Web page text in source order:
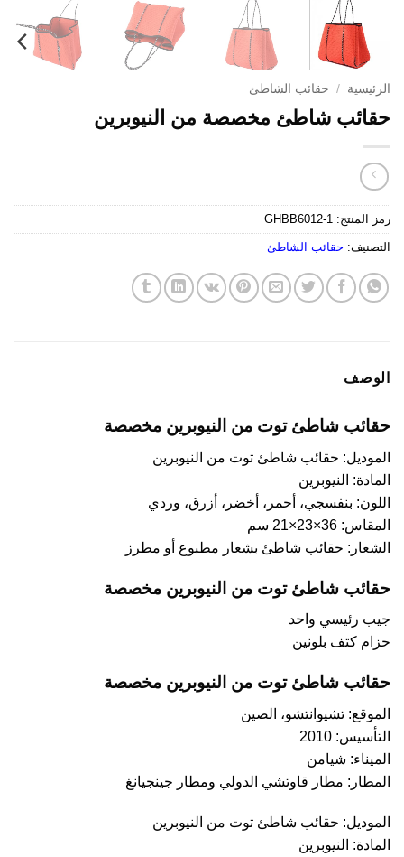
الرئيسية / حقائب الشاطئ
حقائب شاطئ مخصصة من النيوبرين
رمز المنتج: GHBB6012-1
التصنيف: حقائب الشاطئ
الوصف
حقائب شاطئ توت من النيوبرين مخصصة
الموديل: حقائب شاطئ توت من النيوبرين
المادة: النيوبرين
اللون: بنفسجي، أحمر، أخضر، أزرق، وردي
المقاس: 36×23×21 سم
الشعار: حقائب شاطئ بشعار مطبوع أو مطرز
حقائب شاطئ توت من النيوبرين مخصصة
جيب رئيسي واحد
حزام كتف بلونين
حقائب شاطئ توت من النيوبرين مخصصة
الموقع: تشيوانتشو، الصين
التأسيس: 2010
الميناء: شيامن
المطار: مطار قاوتشي الدولي ومطار جينجيانغ
الموديل: حقائب شاطئ توت من النيوبرين
المادة: النيوبرين